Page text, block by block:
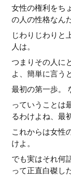
女性の権利をち
の人の性格なん
じわりじわりと
人は。
つまりその人に
よ、簡単に言うと
最初の第一歩。
っていうことは
るわけよね、最
これからは女性
けよ。
でも実はそれ何
って正直白磔し